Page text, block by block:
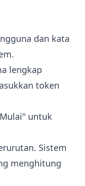
dan kata
lengkap
token
untuk
Sistem
menghitung